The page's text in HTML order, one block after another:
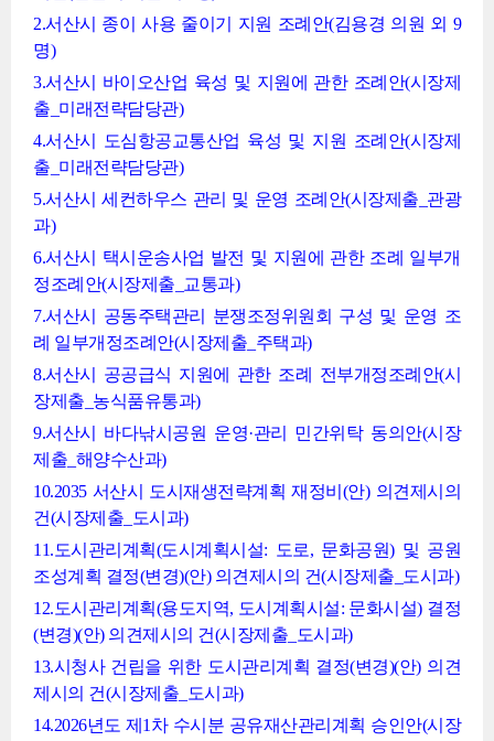
2.서산시 종이 사용 줄이기 지원 조례안(김용경 의원 외 9
명)
3.서산시 바이오산업 육성 및 지원에 관한 조례안(시장제
출_미래전략담당관)
4.서산시 도심항공교통산업 육성 및 지원 조례안(시장제
출_미래전략담당관)
5.서산시 세컨하우스 관리 및 운영 조례안(시장제출_관광
과)
6.서산시 택시운송사업 발전 및 지원에 관한 조례 일부개
정조례안(시장제출_교통과)
7.서산시 공동주택관리 분쟁조정위원회 구성 및 운영 조
례 일부개정조례안(시장제출_주택과)
8.서산시 공공급식 지원에 관한 조례 전부개정조례안(시
장제출_농식품유통과)
9.서산시 바다낚시공원 운영·관리 민간위탁 동의안(시장
제출_해양수산과)
10.2035 서산시 도시재생전략계획 재정비(안) 의견제시의
건(시장제출_도시과)
11.도시관리계획(도시계획시설: 도로, 문화공원) 및 공원
조성계획 결정(변경)(안) 의견제시의 건(시장제출_도시과)
12.도시관리계획(용도지역, 도시계획시설: 문화시설) 결정
(변경)(안) 의견제시의 건(시장제출_도시과)
13.시청사 건립을 위한 도시관리계획 결정(변경)(안) 의견
제시의 건(시장제출_도시과)
14.2026년도 제1차 수시분 공유재산관리계획 승인안(시장